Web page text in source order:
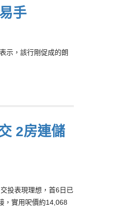
手
示，該行剛促成的朗
2房連儲
投表現理想，首6日已
，實用呎價約14,068